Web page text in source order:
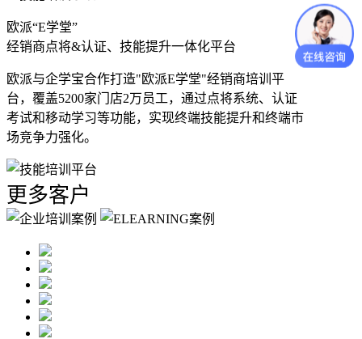
欧派“E学堂”
经销商点将&认证、技能提升一体化平台
欧派与企学宝合作打造"欧派E学堂"经销商培训平
台，覆盖5200家门店2万员工，通过点将系统、认证
考试和移动学习等功能，实现终端技能提升和终端市
场竞争力强化。
更多客户